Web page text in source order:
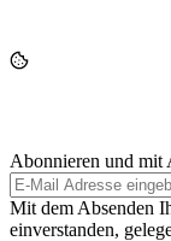
Abonnieren und mit
Mit dem Absenden
einverstanden,